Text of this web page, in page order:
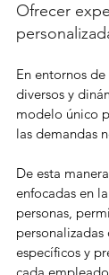
Ofrecer
En entornos
diversos y
modelo único
las demandas
De esta
enfocadas en
personas,
específicos y